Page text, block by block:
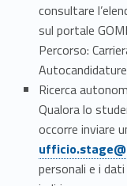
consultare
sul portale
Percorso:
Autocandidature
Ricerca
Qualora lo
occorre inviare
personali e i